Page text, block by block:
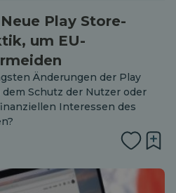
Play Store-
um EU-
Änderungen der Play
Schutz der Nutzer oder
Interessen des